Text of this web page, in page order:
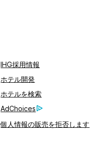
IHG採用情報
ホテル開発
ホテルを検索
AdChoices
個人情報の販売を拒否します